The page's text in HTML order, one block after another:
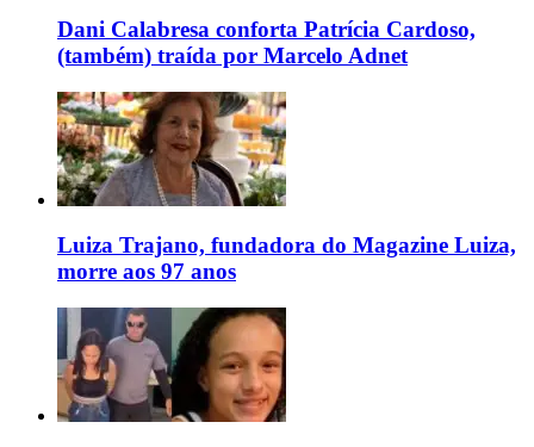
Dani Calabresa conforta Patrícia Cardoso,
(também) traída por Marcelo Adnet
Luiza Trajano, fundadora do Magazine Luiza,
morre aos 97 anos